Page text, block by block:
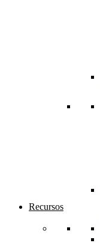
Recursos